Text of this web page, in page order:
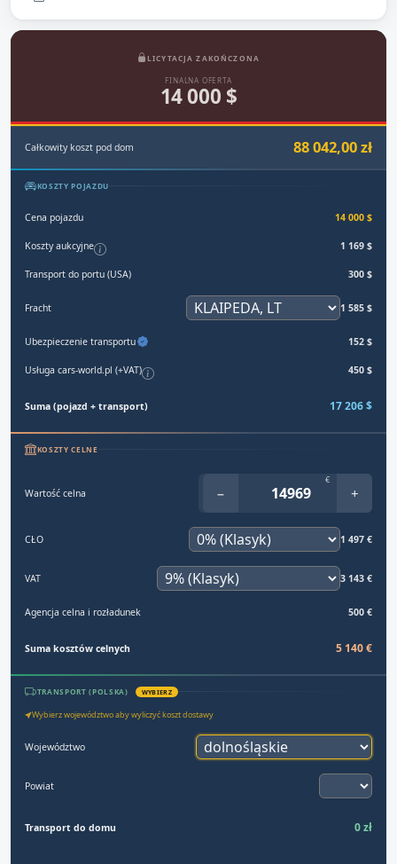
LICYTACJA ZAKOŃCZONA
FINALNA OFERTA
14 000 $
Całkowity koszt pod dom 88 042,00 zł
KOSZTY POJAZDU
Cena pojazdu 14 000 $
Koszty aukcyjne 1 169 $
Transport do portu (USA) 300 $
Fracht 1 585 $
Ubezpieczenie transportu 152 $
Usługa cars-world.pl (+VAT) 450 $
Suma (pojazd + transport) 17 206 $
KOSZTY CELNE
Wartość celna −
€
+
CŁO 1 497 €
VAT 3 143 €
Agencja celna i rozładunek 500 €
Suma kosztów celnych 5 140 €
TRANSPORT (POLSKA) WYBIERZ
Wybierz województwo aby wyliczyć koszt dostawy
Województwo
Powiat
Transport do domu 0 zł